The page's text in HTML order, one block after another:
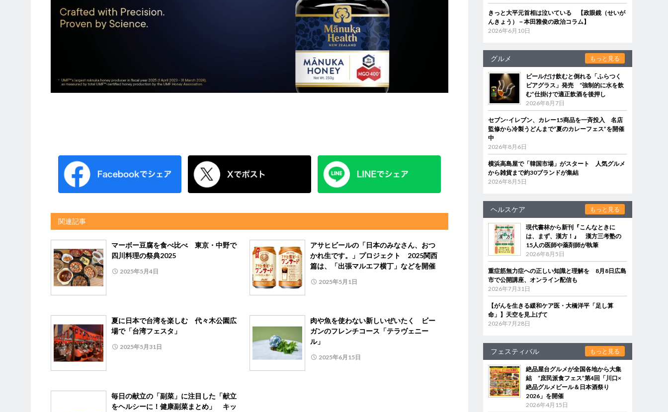
関連記事
マーボー豆腐を食べ比べ 東京・中野で
四川料理の祭典2025
2025年5月4日
アサヒビールの「日本のみなさん、おつ
かれ生です。」プロジェクト 2025関西
篇は、「出張マルエフ横丁」などを開催
2025年5月1日
夏に日本で台湾を楽しむ 代々木公園広
場で「台湾フェスタ」
2025年5月31日
肉や魚を使わない新しいぜいたく ビー
ガンのフレンチコース「テラヴェニー
ル」
2025年6月15日
毎日の献立の「副菜」に注目した「献立
をヘルシーに！健康副菜まとめ」 キッ
きっと大平元首相は泣いている 【政眼鏡（せいが
んきょう）－本田雅俊の政治コラム】
2026年6月10日
グルメ もっと見る
ビールだけ飲むと倒れる「ふらつく
ビアグラス」発売 “強制的に水を飲
む”仕掛けで適正飲酒を後押し
2026年8月7日
セブン‐イレブン、カレー15商品を一斉投入 名店
監修から冷製うどんまで“夏のカレーフェス”を開催
中
2026年8月6日
横浜高島屋で「韓国市場」がスタート 人気グルメ
から雑貨まで約30ブランドが集結
2026年8月5日
ヘルスケア もっと見る
現代書林から新刊『こんなときに
は、まず、漢方！』 漢方三考塾の
15人の医師や薬剤師が執筆
2026年8月5日
重症筋無力症への正しい知識と理解を 8月8日広島
市で公開講座、オンライン配信も
2026年7月31日
【がんを生きる緩和ケア医・大橋洋平「足し算
命」】天空を見上げて
2026年7月28日
フェスティバル もっと見る
絶品屋台グルメが全国各地から大集
結 “庶民派食フェス”第4回「川口×
絶品グルメビール＆日本酒祭り
2026」を開催
2026年4月15日